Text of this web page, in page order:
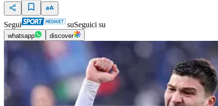
Segui suSeguici su
whatsapp discover